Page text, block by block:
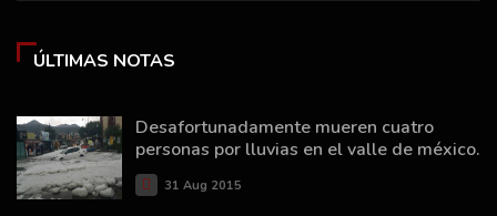
ÚLTIMAS NOTAS
Desafortunadamente mueren cuatro
personas por lluvias en el valle de méxico.
31 Aug 2015